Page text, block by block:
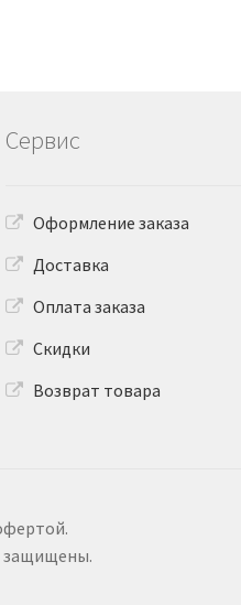
Сервис
Оформление заказа
Доставка
Оплата заказа
Скидки
Возврат товара
защищены.